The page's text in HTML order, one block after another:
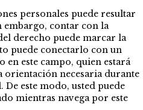
personales puede resultar
contar con la
derecho puede marcar la
puede conectarlo con un
en este campo, quien estará
necesaria durante
De este modo, usted puede
mientras navega por este